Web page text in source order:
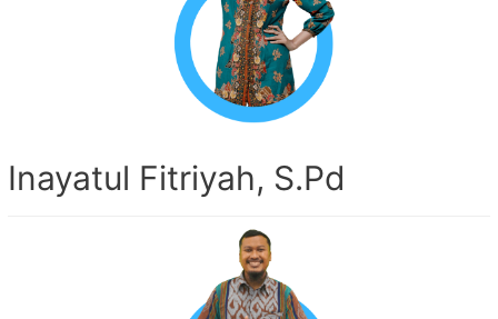
Inayatul Fitriyah, S.Pd